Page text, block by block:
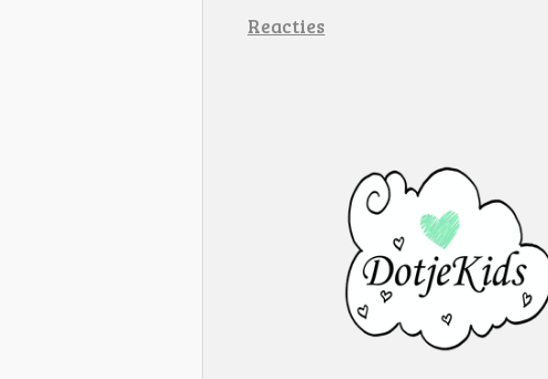
Reacties